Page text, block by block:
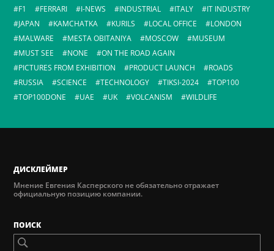
F1
FERRARI I-NEWS INDUSTRIAL ITALY
IT INDUSTRY
JAPAN
KAMCHATKA KURILS LOCAL OFFICE
LONDON
MALWARE
MESTA OBITANIYA MOSCOW
MUSEUM
MUST SEE
NONE
ON THE ROAD AGAIN
PICTURES FROM EXHIBITION
PRODUCT LAUNCH
ROADS
RUSSIA
SCIENCE TECHNOLOGY TIKSI-2024
TOP100
TOP100DONE
UAE UK VOLCANISM WILDLIFE
ДИСКЛЕЙМЕР
Мнение Евгения Касперского не обязательно отражает
официальную позицию компании.
ПОИСК